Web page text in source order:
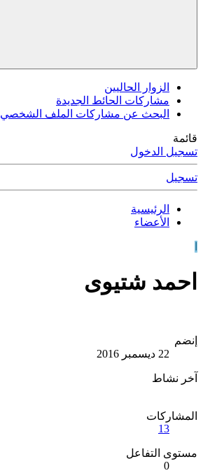
الزوار الحاليين
مشاركات الحائط الجديدة
البحث عن مشاركات الملف الشخصي
قائمة
تسجيل الدخول
تسجيل
الرئيسية
الأعضاء
احمد شتيوى
إنضم
22 ديسمبر 2016
آخر نشاط
المشاركات
13
مستوى التفاعل
0